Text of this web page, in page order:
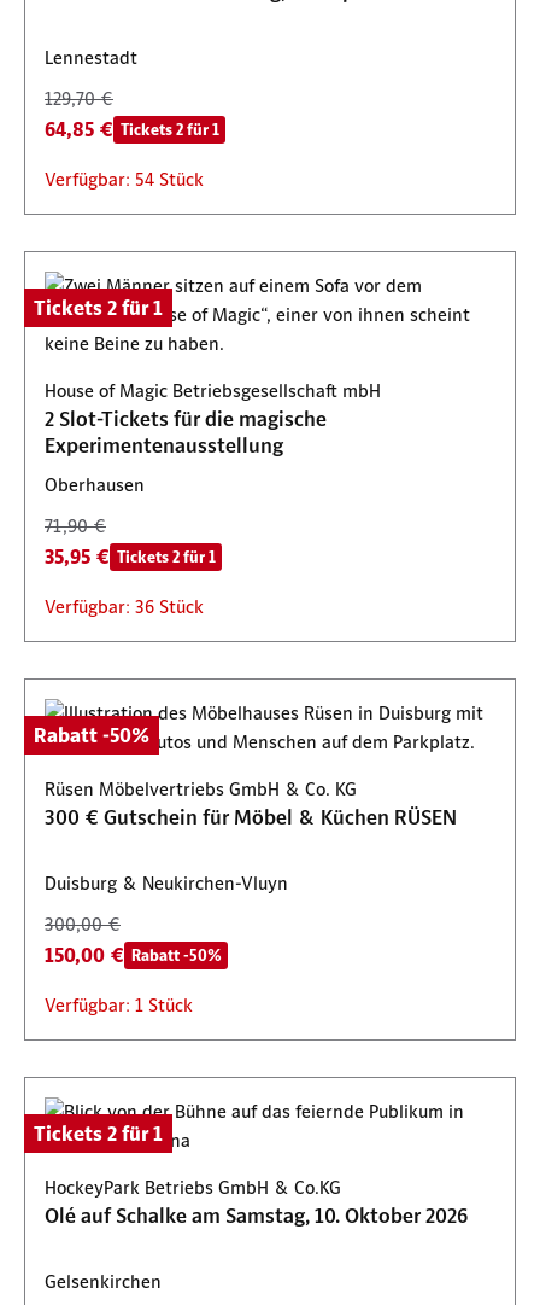
Lennestadt
129,70 €
64,85 € Tickets 2 für 1
Verfügbar: 54 Stück
Tickets 2 für 1
House of Magic Betriebsgesellschaft mbH
2 Slot-Tickets für die magische
Experimentenausstellung
Oberhausen
71,90 €
35,95 € Tickets 2 für 1
Verfügbar: 36 Stück
Rabatt -50%
Rüsen Möbelvertriebs GmbH & Co. KG
300 € Gutschein für Möbel & Küchen RÜSEN
Duisburg & Neukirchen-Vluyn
300,00 €
150,00 € Rabatt -50%
Verfügbar: 1 Stück
Tickets 2 für 1
HockeyPark Betriebs GmbH & Co.KG
Olé auf Schalke am Samstag, 10. Oktober 2026
Gelsenkirchen